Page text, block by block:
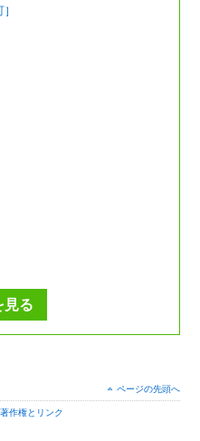
見る
ページの先頭へ
著作権とリンク